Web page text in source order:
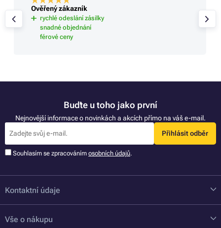
Ověřený zákazník
rychlé odeslání zásilky
snadné objednání
férové ceny
Buďte u toho jako první
Nejnovější informace o novinkách a akcích přímo na váš e-mail.
Přihlásit odběr
Souhlasím se zpracováním osobních údajů.
Kontaktní údaje
Vše o nákupu